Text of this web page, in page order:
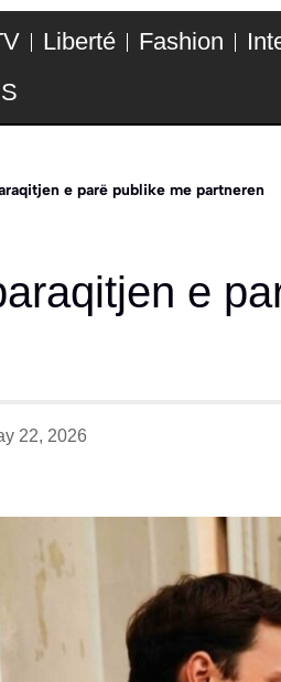
Liberté Fashion
e parë publike me partneren
e
22, 2026